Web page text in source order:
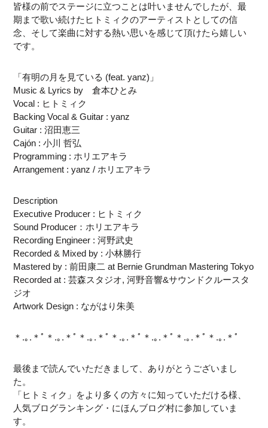
皆様の前でステージに立つことは叶いませんでしたが、最
期まで歌い続けたヒトミィクのアーティストとしての信
念、そして楽曲に対する熱い思いを感じて頂けたら嬉しい
です。
「有明の月を見ている (feat. yanz)」
Music & Lyrics by 倉本ひとみ
Vocal : ヒトミィク
Backing Vocal & Guitar : yanz
Guitar : 沼田恵三
Cajón : 小川 哲弘
Programming : ホリエアキラ
Arrangement : yanz / ホリエアキラ
Description
Executive Producer : ヒトミィク
Sound Producer：ホリエアキラ
Recording Engineer : 河野武史
Recorded & Mixed by : 小林勝行
Mastered by : 前田康二 at Bernie Grundman Mastering Tokyo
Recorded at : 芸森スタジオ, 河野音響&サウンドクルースタ
ジオ
Artwork Design : ながはり朱美
＊.｡.＊ﾟ＊.｡.＊ﾟ＊.｡.＊ﾟ＊.｡.＊ﾟ＊.｡.＊ﾟ＊.｡.＊ﾟ＊.｡.＊ﾟ
最後まで読んでいただきまして、ありがとうございまし
た。
「ヒトミィク」をより多くの方々に知っていただける様、
人気ブログランキング・にほんブログ村に参加していま
す。